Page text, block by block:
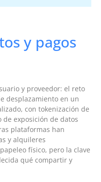
y pagos
y proveedor: el reto
desplazamiento en un
con tokenización de
de exposición de datos
plataformas han
y alquileres
físico, pero la clave
qué compartir y